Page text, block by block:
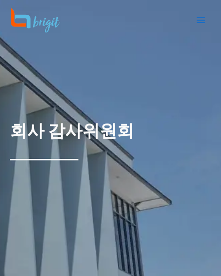
로
건
너
기
회사 감사위원회